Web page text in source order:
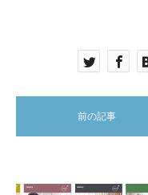
前の記事